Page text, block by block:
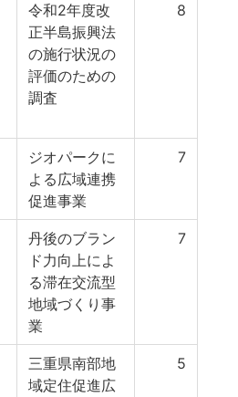
令和2年度改
正半島振興法
の施行状況の
評価のための
調査
8
ジオパークに
よる広域連携
促進事業
7
丹後のブラン
ド力向上によ
る滞在交流型
地域づくり事
業
7
三重県南部地
域定住促進広
5